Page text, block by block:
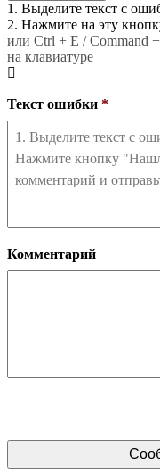
1. Выделите текст с
2. Нажмите на эту
или Ctrl + E / Command
на клавиатуре
Текст ошибки *
Комментарий